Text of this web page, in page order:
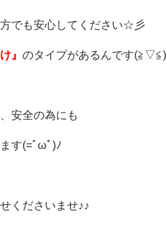
でも安心してください☆彡
』 のタイプがあるんです(≧▽≦)
、安全の為にも
す(=ﾟωﾟ)ﾉ
くださいませ♪♪